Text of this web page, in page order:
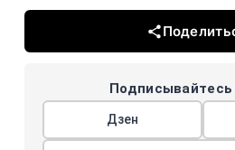
Подписывайтесь
Дзен